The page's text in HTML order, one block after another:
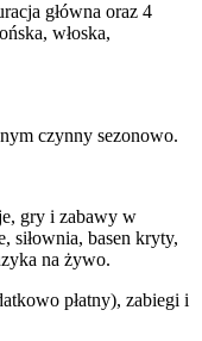
główna oraz 4
włoska,
czynny sezonowo.
gry i zabawy w
siłownia, basen kryty,
na żywo.
płatny), zabiegi i